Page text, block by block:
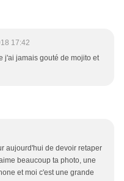
17:42
j'ai jamais gouté de mojito et
aujourd'hui de devoir retaper
beaucoup ta photo, une
et moi c'est une grande